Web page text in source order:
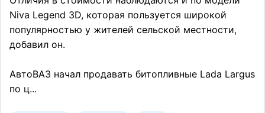
Niva Legend 3D, которая пользуется широкой
популярностью у жителей сельской местности,
добавил он.
АвтоВАЗ начал продавать битопливные Lada Largus
по ц...